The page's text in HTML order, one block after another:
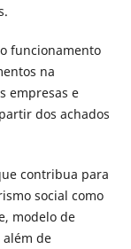
funcionamento
na
empresas e
dos achados
contribua para
social como
modelo de
de